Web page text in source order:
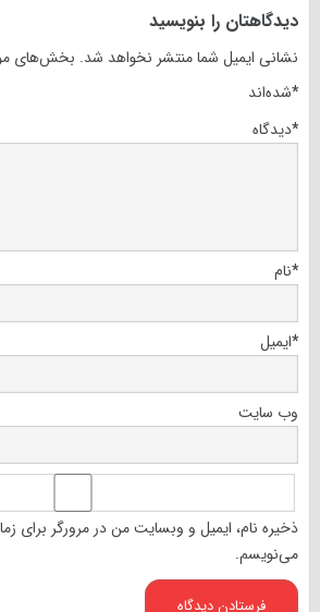
دیدگاهتان را بنویسید
نشانی ایمیل شما منتشر نخواهد شد. بخش‌های
شده‌اند*
دیدگاه*
نام*
ایمیل*
وب‌ سایت
ذخیره نام، ایمیل و وبسایت من در مرورگر برای
می‌نویسم.